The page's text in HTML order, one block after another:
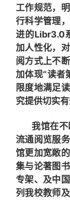
工作规范，
行科学管理
进的Libr3.0
加人性化，
阅方式上不
加体现“读者
限度地满足
究提供切实
我馆在
流通阅览服
馆更加宽敞
集与论著图
专架、及中
列我校教师